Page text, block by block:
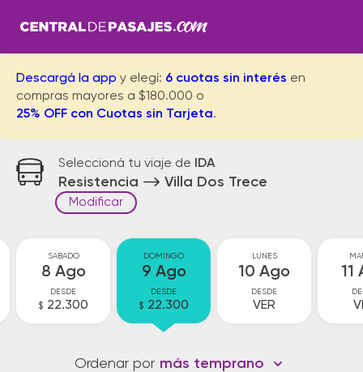
Descargá la app y elegí: 6 cuotas sin interés en
compras mayores a $180.000 o
25% OFF con Cuotas sin Tarjeta.
Seleccioná tu viaje de IDA
Resistencia Villa Dos Trece
Modificar
SABADO
8 Ago
DESDE
$ 22.300
DOMINGO
9 Ago
DESDE
$ 22.300
LUNES
10 Ago
DESDE
VER
11
Ordenar por más temprano